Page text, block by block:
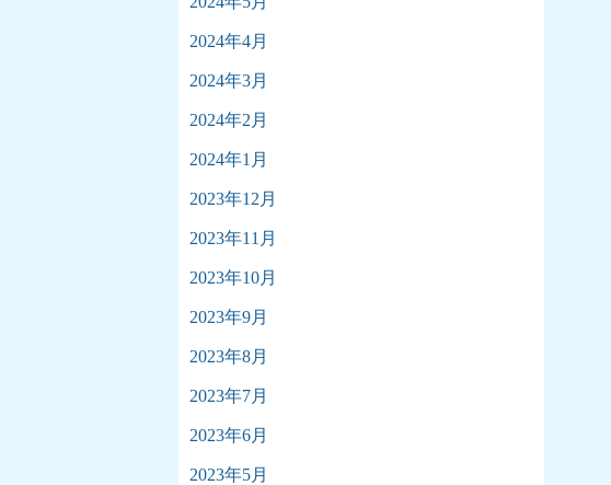
2024年4月
2024年3月
2024年2月
2024年1月
2023年12月
2023年11月
2023年10月
2023年9月
2023年8月
2023年7月
2023年6月
2023年5月